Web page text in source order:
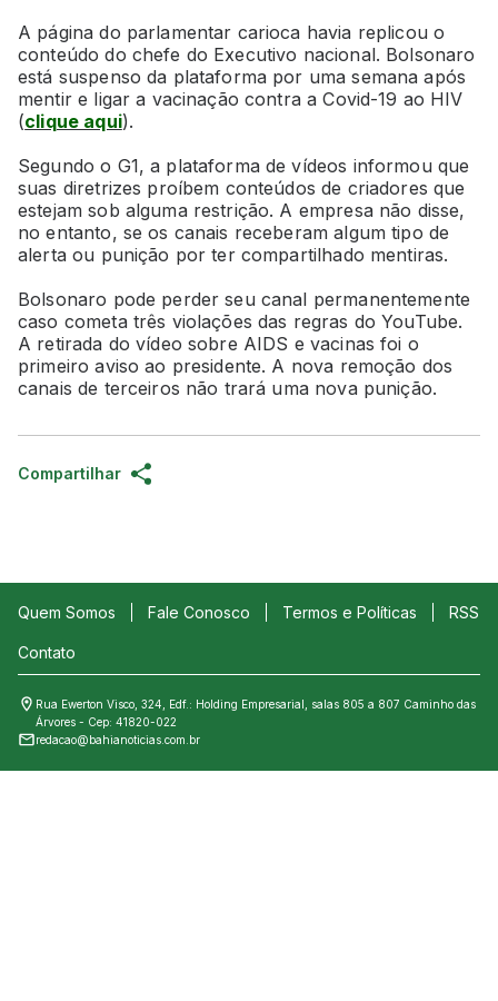
A página do parlamentar carioca havia replicou o
conteúdo do chefe do Executivo nacional. Bolsonaro
está suspenso da plataforma por uma semana após
mentir e ligar a vacinação contra a Covid-19 ao HIV
(clique aqui).
Segundo o G1, a plataforma de vídeos informou que
suas diretrizes proíbem conteúdos de criadores que
estejam sob alguma restrição. A empresa não disse,
no entanto, se os canais receberam algum tipo de
alerta ou punição por ter compartilhado mentiras.
Bolsonaro pode perder seu canal permanentemente
caso cometa três violações das regras do YouTube.
A retirada do vídeo sobre AIDS e vacinas foi o
primeiro aviso ao presidente. A nova remoção dos
canais de terceiros não trará uma nova punição.
Compartilhar
Quem Somos Fale Conosco Termos e Políticas RSS
Contato
Rua Ewerton Visco, 324, Edf.: Holding Empresarial, salas 805 a 807 Caminho das
Árvores - Cep: 41820-022
redacao@bahianoticias.com.br